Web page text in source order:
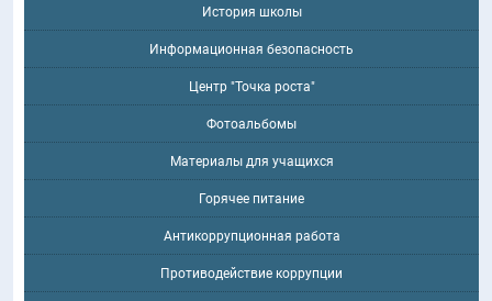
История школы
Информационная безопасность
Центр "Точка роста"
Фотоальбомы
Материалы для учащихся
Горячее питание
Антикоррупционная работа
Противодействие коррупции